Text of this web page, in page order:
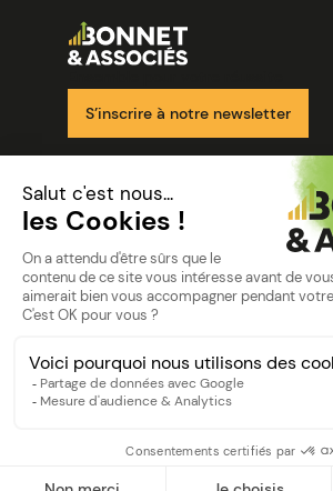
Image
S’inscrire à notre newsletter
Nos solutions
Nos cabinets
Mon espace client
Politique de
©Bonnet2023